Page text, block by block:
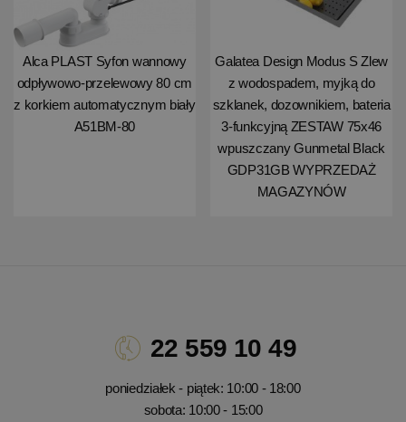
Alca PLAST Syfon wannowy
odpływowo-przelewowy 80 cm
z korkiem automatycznym biały
A51BM-80
Galatea Design Modus S Zlew
z wodospadem, myjką do
szklanek, dozownikiem, bateria
3-funkcyjną ZESTAW 75x46
wpuszczany Gunmetal Black
GDP31GB WYPRZEDAŻ
MAGAZYNÓW
22 559 10 49
poniedziałek - piątek: 10:00 - 18:00
sobota: 10:00 - 15:00